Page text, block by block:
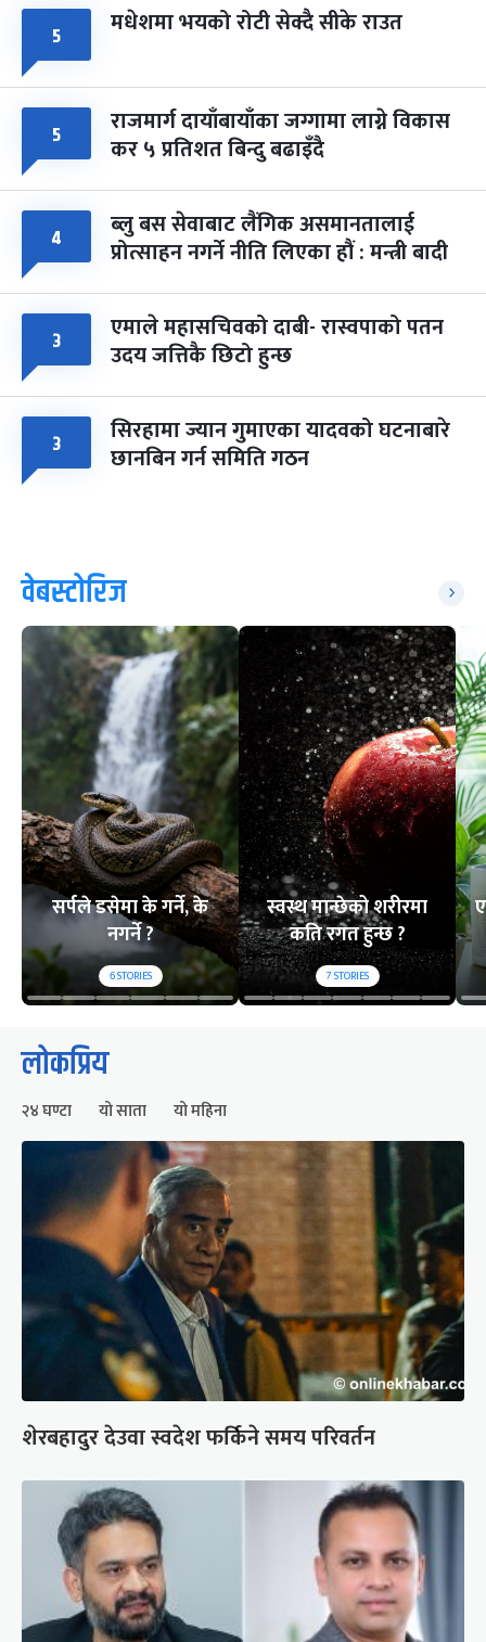
५ मधेशमा भयको रोटी सेक्दै सीके राउत
५ राजमार्ग दायाँबायाँका जग्गामा लाग्ने विकास
कर ५ प्रतिशत बिन्दु बढाइँदै
४ ब्लु बस सेवाबाट लैंगिक असमानतालाई
प्रोत्साहन नगर्ने नीति लिएका हौं : मन्त्री बादी
३ एमाले महासचिवको दाबी- रास्वपाको पतन
उदय जत्तिकै छिटो हुन्छ
३ सिरहामा ज्यान गुमाएका यादवको घटनाबारे
छानबिन गर्न समिति गठन
वेबस्टोरिज
सर्पले डसेमा के गर्ने, के
नगर्ने ?
6STORIES
स्वस्थ मान्छेको शरीरमा
कति रगत हुन्छ ?
7STORIES
लोकप्रिय
२४ घण्टा यो साता यो महिना
शेरबहादुर देउवा स्वदेश फर्किने समय परिवर्तन